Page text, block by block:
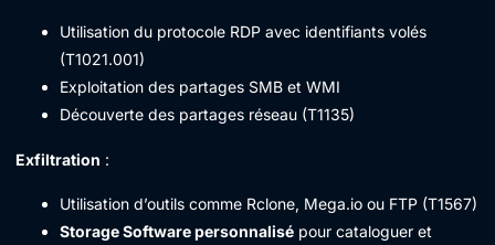
Utilisation du protocole RDP avec identifiants volés
(T1021.001)
Exploitation des partages SMB et WMI
Découverte des partages réseau (T1135)
Exfiltration :
Utilisation d’outils comme Rclone, Mega.io ou FTP (T1567)
Storage Software personnalisé pour cataloguer et